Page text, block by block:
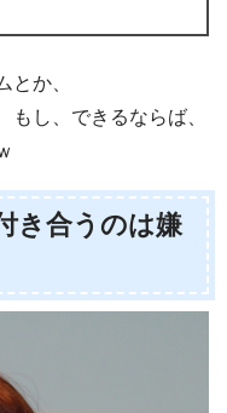
か、
し、できるならば、
き合うのは嫌